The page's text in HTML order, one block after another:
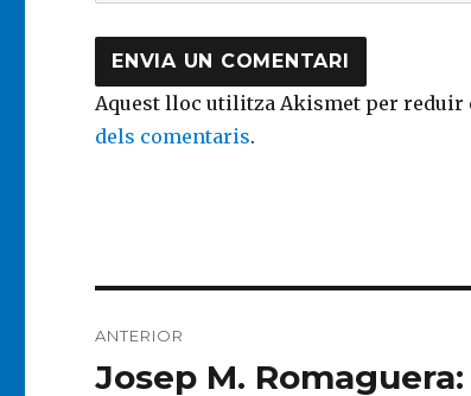
Aquest lloc utilitza Akismet per reduir
dels comentaris.
d'entrades
ANTERIOR
Entrada
Josep M.